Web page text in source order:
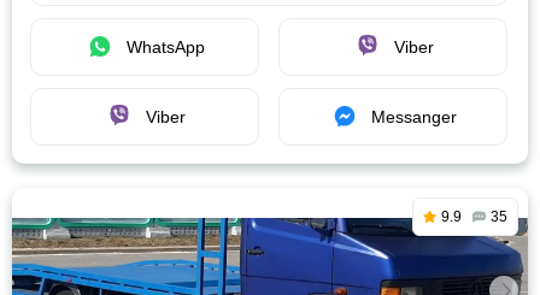
WhatsApp Viber
Viber Messanger
9.9 35